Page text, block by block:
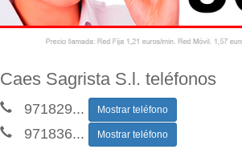
Caes Sagrista S.l. teléfonos
971829... Mostrar teléfono
971836... Mostrar teléfono